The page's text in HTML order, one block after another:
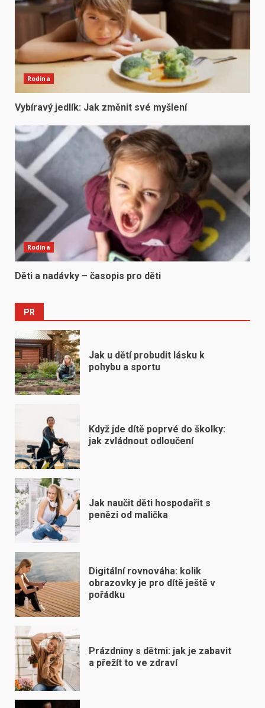
Rodina
Vybíravý jedlík: Jak změnit své myšlení
Rodina
Děti a nadávky – časopis pro děti
PR
Jak u dětí probudit lásku k
pohybu a sportu
Když jde dítě poprvé do školky:
jak zvládnout odloučení
Jak naučit děti hospodařit s
penězi od malička
Digitální rovnováha: kolik
obrazovky je pro dítě ještě v
pořádku
Prázdniny s dětmi: jak je zabavit
a přežít to ve zdraví